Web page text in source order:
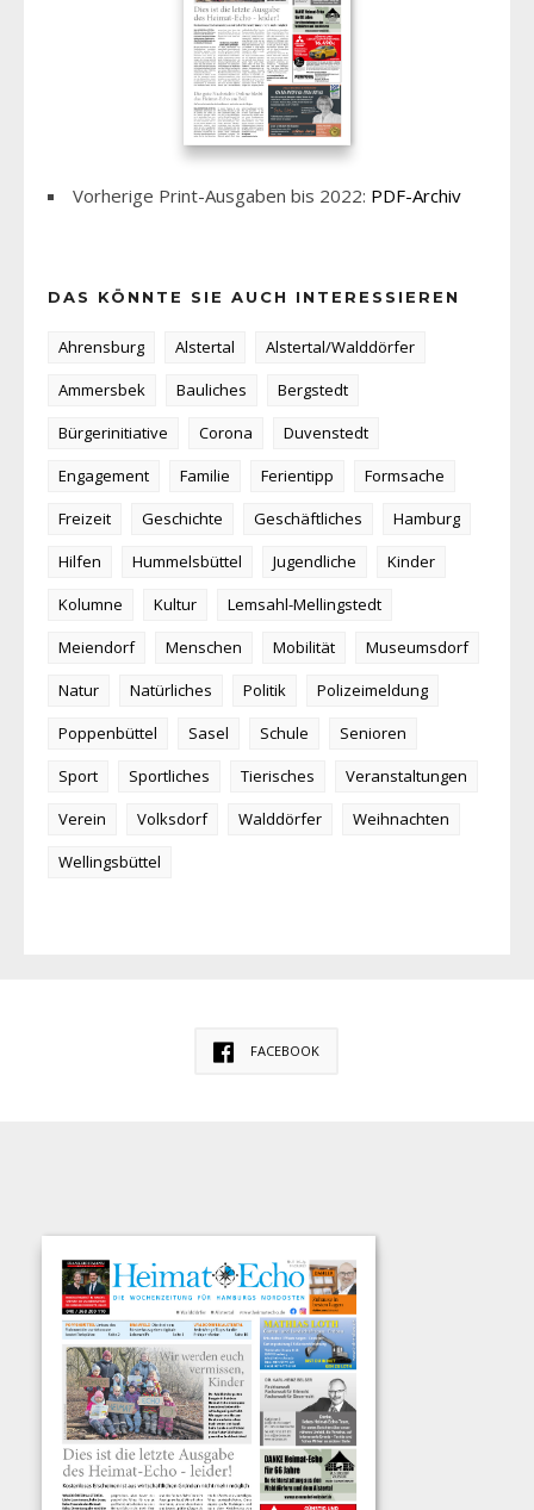
Vorherige Print-Ausgaben bis 2022: PDF-Archiv
DAS KÖNNTE SIE AUCH INTERESSIEREN
Ahrensburg Alstertal
Alstertal/Walddörfer
Ammersbek
Bauliches
Bergstedt
Bürgerinitiative
Corona
Duvenstedt
Engagement
Familie Ferientipp
Formsache
Freizeit
Geschichte Geschäftliches
Hamburg
Hilfen
Hummelsbüttel Jugendliche
Kinder
Kolumne
Kultur
Lemsahl-Mellingstedt
Meiendorf
Menschen Mobilität
Museumsdorf
Natur
Natürliches Politik
Polizeimeldung
Poppenbüttel
Sasel Schule
Senioren
Sport
Sportliches Tierisches
Veranstaltungen
Verein
Volksdorf Walddörfer
Weihnachten
Wellingsbüttel
FACEBOOK